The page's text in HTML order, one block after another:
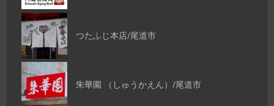
つたふじ本店/尾道市
朱華園 （しゅうかえん）/尾道市